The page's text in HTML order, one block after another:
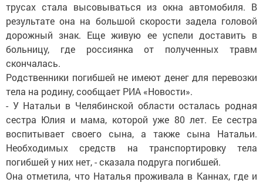
трусах стала высовываться из окна автомобиля. В
результате она на большой скорости задела головой
дорожный знак. Еще живую ее успели доставить в
больницу, где россиянка от полученных травм
скончалась.
Родственники погибшей не имеют денег для перевозки
тела на родину, сообщает РИА «Новости».
- У Натальи в Челябинской области осталась родная
сестра Юлия и мама, которой уже 80 лет. Ее сестра
воспитывает своего сына, а также сына Натальи.
Необходимых средств на транспортировку тела
погибшей у них нет, - сказала подруга погибшей.
Она отметила, что Наталья проживала в Каннах, где и